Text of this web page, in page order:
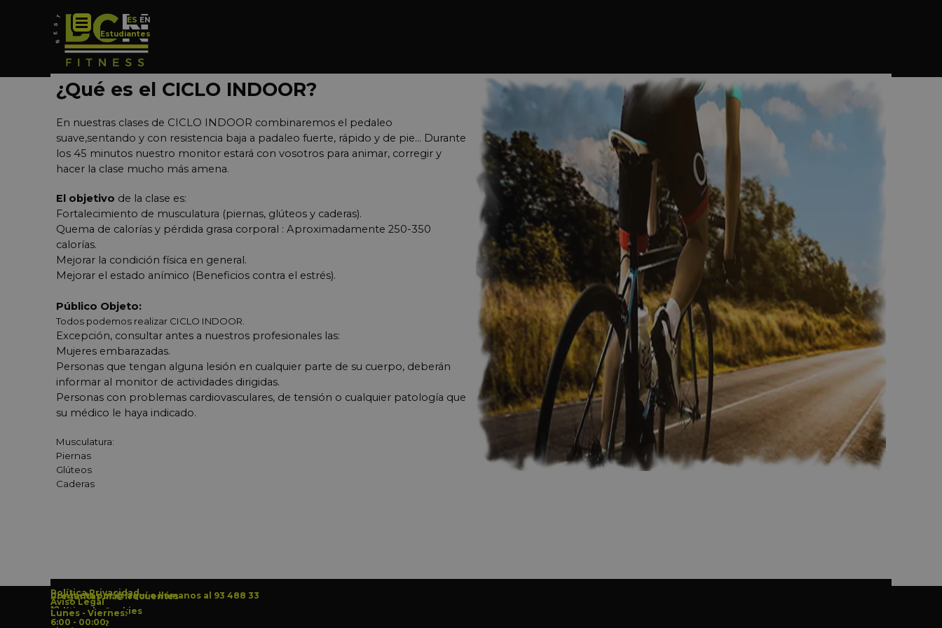
ES EN
Estudiantes
Saltar menú
¿Qué es el CICLO INDOOR?
En nuestras clases de CICLO INDOOR combinaremos el pedaleo
suave,sentando y con resistencia baja a padaleo fuerte, rápido y de pie... Durante
los 45 minutos nuestro monitor estará con vosotros para animar, corregir y
hacer la clase mucho más amena.
El objetivo de la clase es:
Fortalecimiento de musculatura (piernas, glúteos y caderas).
Quema de calorías y pérdida grasa corporal : Aproximadamente 250-350
calorías.
Mejorar la condición física en general.
Mejorar el estado anímico (Beneficios contra el estrés).
Público Objeto:
Todos podemos realizar CICLO INDOOR.
Excepción, consultar antes a nuestros profesionales las:
Mujeres embarazadas.
Personas que tengan alguna lesión en cualquier parte de su cuerpo, deberán
informar al monitor de actividades dirigidas.
Personas con problemas cardiovasculares, de tensión o cualquier patología que
su médico le haya indicado.
Musculatura:
Piernas
Glúteos
Caderas
Política Privacidad
Aviso Legal
Política de Cookies
Contacta por @ aquío llámanos al 93 488 33
12
c/ Aragó 322
Preguntas más frecuentes
Lunes - Viernes:
6:00 - 00:00